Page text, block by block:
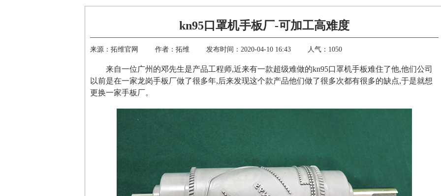
kn95口罩机手板厂-可加工高难度
来源：拓维官网 作者：拓维 发布时间：2020-04-10 16:43 人气：1050
来自一位广州的邓先生是产品工程师,近来有一款超级难做的kn95口罩机手板难住了他,他们公司
以前是在一家龙岗手板厂做了很多年,后来发现这个款产品他们做了很多次都有很多的缺点,于是就想
更换一家手板厂。